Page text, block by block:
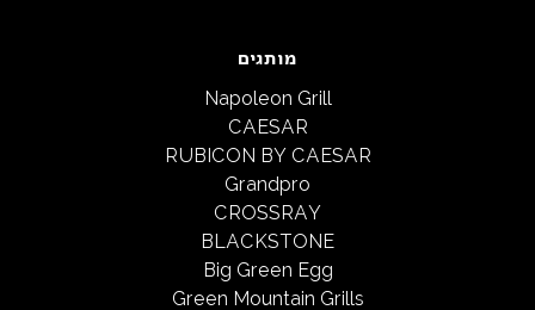
מותגים
Napoleon Grill
CAESAR
RUBICON BY CAESAR
Grandpro
CROSSRAY
BLACKSTONE
Big Green Egg
Green Mountain Grills